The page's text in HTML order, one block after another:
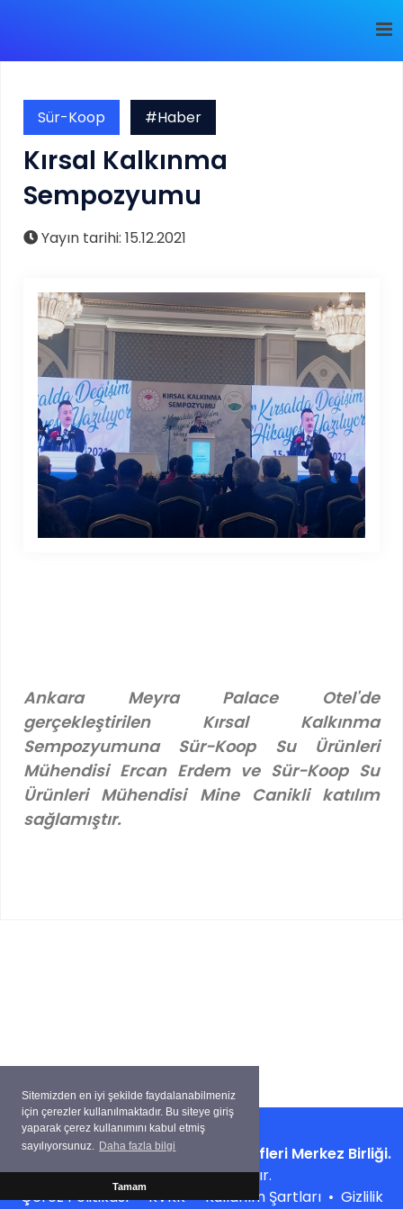
Sitemizden en iyi şekilde faydalanabilmeniz
için çerezler kullanılmaktadır. Bu siteye giriş
yaparak çerez kullanımını kabul etmiş
sayılıyorsunuz. Daha fazla bilgi
Tamam
Sür-Koop #Haber
Kırsal Kalkınma
Sempozyumu
Yayın tarihi: 15.12.2021
Ankara Meyra Palace Otel'de
gerçekleştirilen Kırsal Kalkınma
Sempozyumuna Sür-Koop Su Ürünleri
Mühendisi Ercan Erdem ve Sür-Koop Su
Ürünleri Mühendisi Mine Canikli katılım
sağlamıştır.
Copyright ©Su Ürünleri Kooperatifleri Merkez Birliği.
Tüm hakları saklıdır.
Çerez Politikası•KVKK•Kullanım Şartları• Gizlilik